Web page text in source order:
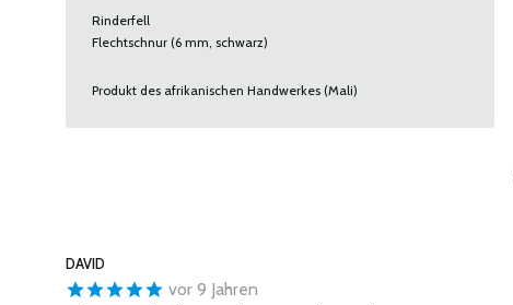
Rinderfell
Flechtschnur (6 mm, schwarz)
Produkt des afrikanischen Handwerkes (Mali)
DAVID
vor 9 Jahren